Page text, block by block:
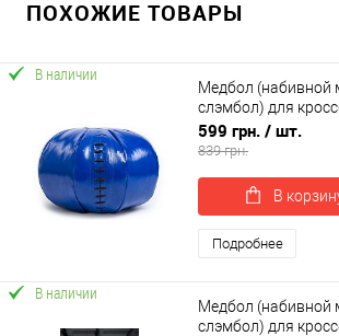
ПОХОЖИЕ ТОВАРЫ
В наличии
Медбол (набивной
слэмбол) для
OSPORT Lite 3 кг
599 грн. / шт.
839 грн.
В
Подробнее
В наличии
Медбол (набивной
слэмбол) для